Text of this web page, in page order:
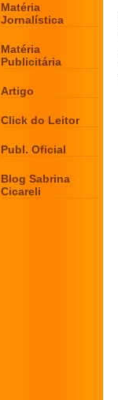
Matéria
Jornalística
Matéria
Publicitária
Artigo
Click do Leitor
Publ. Oficial
Blog Sabrina
Cicareli